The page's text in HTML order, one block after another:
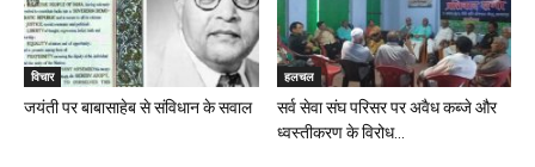
विचार
जयंती पर बाबासाहेब से संविधान के सवाल
हलचल
सर्व सेवा संघ परिसर पर अवैध कब्जे और
ध्वस्तीकरण के विरोध...